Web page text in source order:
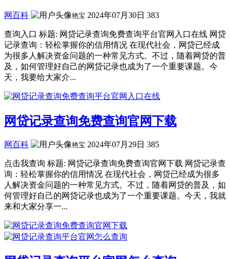
网百科 艳宝 2024年07月30日 383
查询入口 标题: 网贷记录查询免费查询平台官网入口在线 网贷
记录查询：轻松掌握你的信用情况 在现代社会，网贷已经成
为很多人解决资金问题的一种常见方式。不过，随着网贷的普
及，如何管理好自己的网贷记录也成为了一个重要课题。今
天，我要给大家介...
网贷记录查询免费查询官网下载
网百科 艳宝 2024年07月29日 385
点击我查询 标题: 网贷记录查询免费查询官网下载 网贷记录查
询：轻松掌握你的信用情况 在现代社会，网贷已经成为很多
人解决资金问题的一种常见方式。不过，随着网贷的普及，如
何管理好自己的网贷记录也成为了一个重要课题。今天，我就
来和大家分享一...